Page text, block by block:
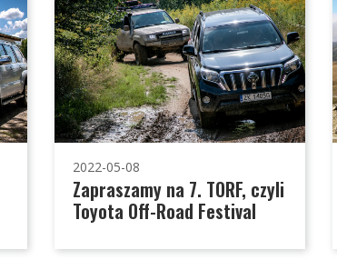
2022-05-08
Zapraszamy na 7. TORF, czyli
Toyota Off-Road Festival